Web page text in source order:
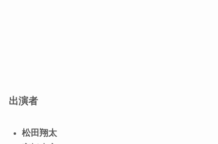
出演者
松田翔太